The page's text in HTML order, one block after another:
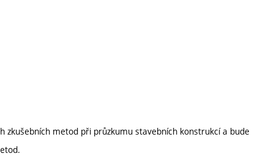
zkušebních metod při průzkumu stavebních konstrukcí a bude